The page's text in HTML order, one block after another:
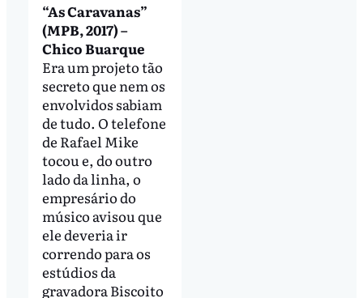
“As Caravanas”
(MPB, 2017) –
Chico Buarque
Era um projeto tão
secreto que nem os
envolvidos sabiam
de tudo. O telefone
de Rafael Mike
tocou e, do outro
lado da linha, o
empresário do
músico avisou que
ele deveria ir
correndo para os
estúdios da
gravadora Biscoito